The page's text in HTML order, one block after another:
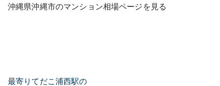
沖縄県沖縄市のマンション相場ページを見る
最寄りてだこ浦西駅の